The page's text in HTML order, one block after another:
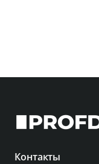
Контакты